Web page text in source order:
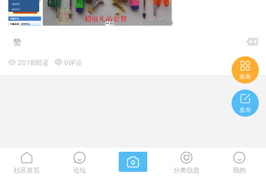

赞
 2018阅读 0评论 
菜单

发布

社区首页

论坛
 
分类信息

我的